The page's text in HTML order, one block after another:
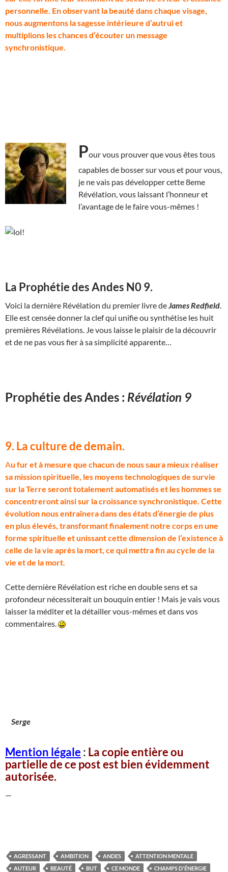
personnelle. En observant la beauté dans chaque visage,
nous augmentons la sagesse intérieure d’autrui et
multiplions les chances d’écouter un message
synchronistique.
Pour vous prouver que vous êtes tous
capables de bosser sur vous et pour vous,
je ne vais pas développer cette 8eme
Révélation, vous laissant l’honneur et
l’avantage de le faire vous-mêmes !
La Prophétie des Andes N0 9.
Voici la dernière Révélation du premier livre de James Redfield
Elle est censée donner la clef qui unifie ou synthétise les huit
premières Révélations. Je vous laisse le plaisir de la découvrir
et de ne pas vous fier à sa simplicité apparente…
Prophétie des Andes : Révélation 9
9. La culture de demain.
Au fur et à mesure que chacun de nous saura mieux réaliser
sa mission spirituelle, les moyens technologiques de survie
sur la Terre seront totalement automatisés et les hommes se
concentreront ainsi sur la croissance synchronistique. Cette
évolution nous entraînera dans des états d’énergie de plus
en plus élevés, transformant finalement notre corps en une
forme spirituelle et unissant cette dimension de l’existence à
celle de la vie après la mort, ce qui mettra fin au cycle de la
vie et de la mort.
Cette dernière Révélation est riche en double sens et sa
profondeur nécessiterait un bouquin entier ! Mais je vais vous
laisser la méditer et la détailler vous-mêmes et dans vos
commentaires.
Serge
Mention légale : La copie entière ou
partielle de ce post est bien évidemment
autorisée.
—
AGRESSANT AMBITION ANDES
ATTENTION MENTALE
AUTEUR
BEAUTÉ BUT CE MONDE
CHAMPS D'ÉNERGIE